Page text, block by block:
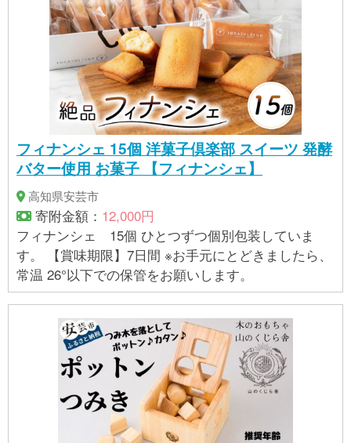
フィナンシェ 15個 洋菓子倶楽部 スイーツ 発酵
バター使用 お菓子 【フィナンシェ】
高知県安芸市
寄附金額： 12,000円
フィナンシェ 15個 ひとつずつ個別包装していま
す。 【賞味期限】7日間 ※お手元にとどきましたら、
常温 26°以下での保管をお願いします。